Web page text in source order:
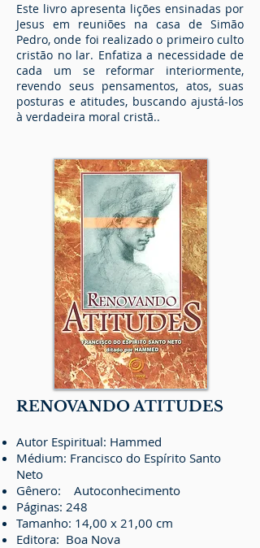
Este livro apresenta lições ensinadas por
Jesus em reuniões na casa de Simão
Pedro, onde foi realizado o primeiro culto
cristão no lar. Enfatiza a necessidade de
cada um se reformar interiormente,
revendo seus pensamentos, atos, suas
posturas e atitudes, buscando ajustá-los
à verdadeira moral cristã..
RENOVANDO ATITUDES
Autor Espiritual: Hammed
Médium: Francisco do Espírito Santo
Neto
Gênero: Autoconhecimento
Páginas: 248
Tamanho: 14,00 x 21,00 cm
Editora: Boa Nova